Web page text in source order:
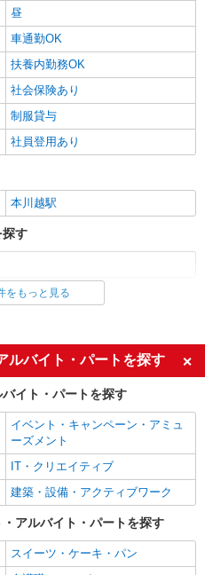
る和菓子製造スタッフ
円〜230,000円 ※経験等により相
月有(同条件)
本舗 第三工場 埼玉県川越市古谷
久保町5番地3） 第二工場（埼玉県
町1-6-3） の製造工場があります。
、工場間異動もございますので、
相談に応じます。
円〜280,000円 ※経験・能力によ
詳細を見る
昼
車通勤OK
扶養内勤務OK
社会保険あり
制服貸与
社員登用あり
本川越駅
探す
人を探す
探す
友達と応募OK
大学生歓迎
主婦・主夫歓迎
学歴不問
ミドル（40代～）活躍中
昇給あり
昼
車通勤OK
をもっと見る
ルバイト・パートを探す
イト・パートを探す
イベント・キャンペーン・アミュ
ーズメント
IT・クリエイティブ
建築・設備・アクティブワーク
アルバイト・パートを探す
スイーツ・ケーキ・パン